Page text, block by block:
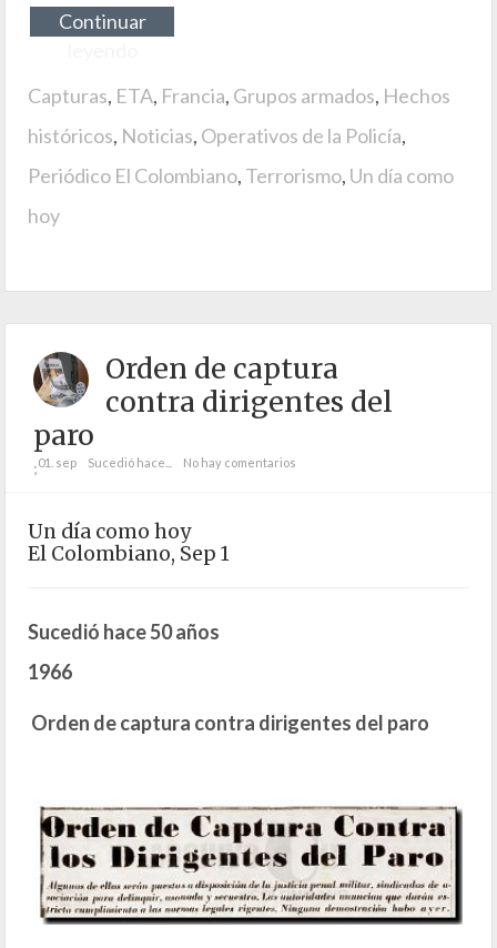
Continuar
Capturas, ETA, Francia, Grupos armados, Hechos
históricos, Noticias, Operativos de la Policía,
Periódico El Colombiano, Terrorismo, Un día como
hoy
Orden de captura
contra dirigentes del
paro
;01. sep Sucedió hace... No hay comentarios
Un día como hoy
El Colombiano, Sep 1
Sucedió hace 50 años
1966
Orden de captura contra dirigentes del paro